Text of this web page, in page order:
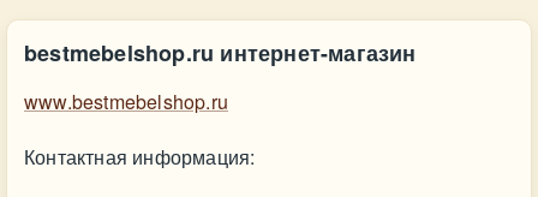
bestmebelshop.ru интернет-магазин
www.bestmebelshop.ru
Контактная информация: